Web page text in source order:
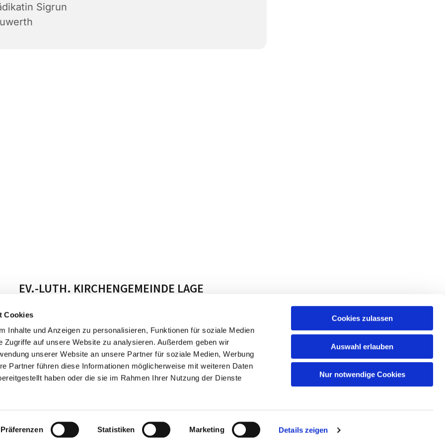
Cookies
Inhalte und Anzeigen zu personalisieren, Funktionen für soziale Medien
Zugriffe auf unsere Website zu analysieren. Außerdem geben wir
unserer Website an unsere Partner für soziale Medien, Werbung
Partner führen diese Informationen möglicherweise mit weiteren Daten
haben oder die sie im Rahmen Ihrer Nutzung der Dienste
Präferenzen Statistiken Marketing Details zeigen
Cookies zulassen
Auswahl erlauben
Nur notwendige Cookies
Sigrun
EV.-LUTH. KIRCHENGEMEINDE LAGE